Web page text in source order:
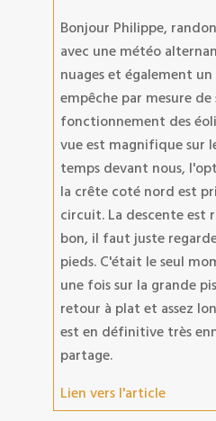
Bonjour Philippe,
avec une météo
nuages et également
empêche par mesure
fonctionnement des
vue est magnifique sur
temps devant nous,
la crête coté nord est
circuit. La descente est
bon, il faut juste
pieds. C'était le seul
une fois sur la grande
retour à plat et assez
est en définitive très
partage.
Lien vers l'article